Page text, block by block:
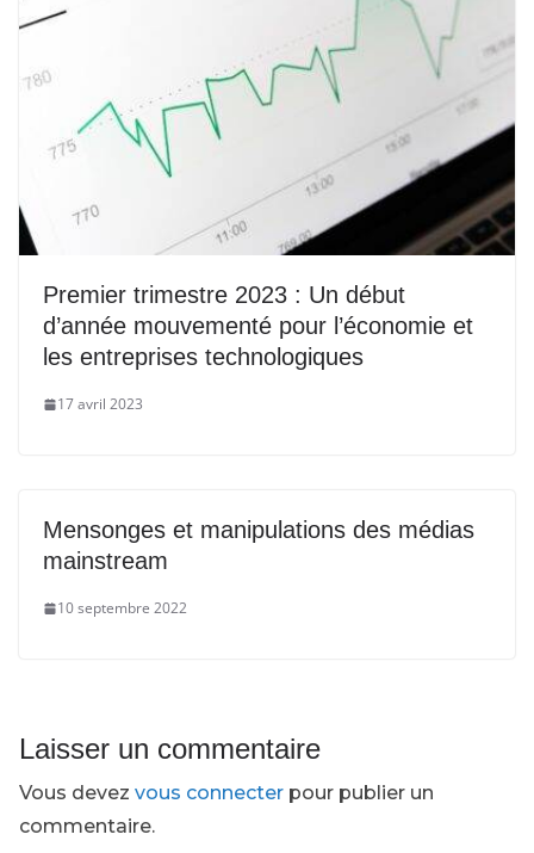
Premier trimestre 2023 : Un début
d’année mouvementé pour l’économie et
les entreprises technologiques
17 avril 2023
Mensonges et manipulations des médias
mainstream
10 septembre 2022
Laisser un commentaire
Vous devez vous connecter pour publier un
commentaire.